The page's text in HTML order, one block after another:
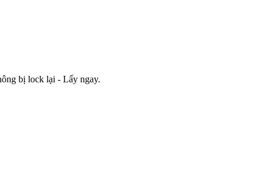
bị lock lại - Lấy ngay.